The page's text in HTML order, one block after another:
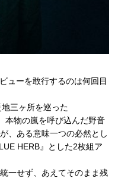
ューを敢行するのは何回目
三ヶ所を巡った
本物の嵐を呼び込んだ野音
、ある意味一つの必然とし
HERB』とした2枚組ア
一せず、あえてそのまま残